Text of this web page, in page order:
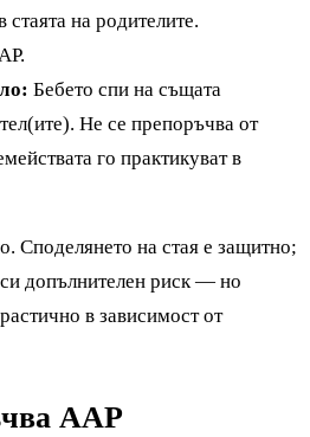
на родителите.
Бебето спи на същата
Не се препоръчва от
го практикуват в
Споделянето на стая е защитно;
допълнителен риск — но
в зависимост от
AAP